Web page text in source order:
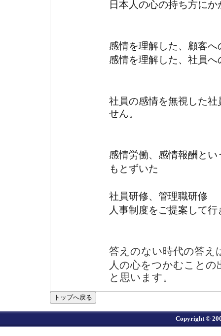
日本人の心の持ち方に
感情を理解した、顧客
感情を理解した、社員
社員の感情を無視した
せん。
感情労働、感情報酬とい
もとずいた
社員研修、管理職研修
人事制度をご提案して
答えのない時代の答え
人の心をつかむこと
と思います。
Copyright ©